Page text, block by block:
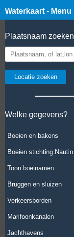
Waterkaart - Menu
Plaatsnaam zoeken
Welke gegevens?
Boeien en bakens
Boeien stichting Nautin
Toon boeinamen
Bruggen en sluizen
Verkeersborden
Marifoonkanalen
Jachthavens
☰ Waterkaart